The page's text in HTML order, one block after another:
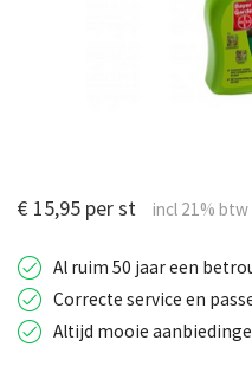
€ 15,95 per st
Al ruim 50 jaar een
Correcte service en
Altijd mooie